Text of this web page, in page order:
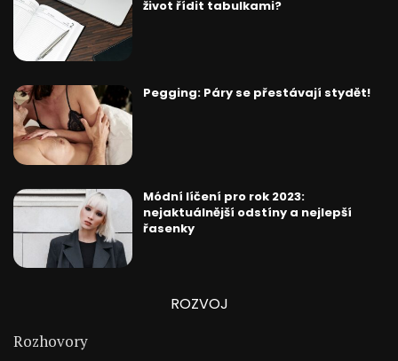
život řídit tabulkami?
Pegging: Páry se přestávají stydět!
Módní líčení pro rok 2023:
nejaktuálnější odstíny a nejlepší
řasenky
ROZVOJ
Rozhovory